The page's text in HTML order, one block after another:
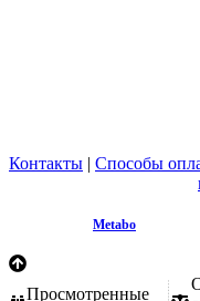
Контакты | Способы
Metabo
Просмотренные